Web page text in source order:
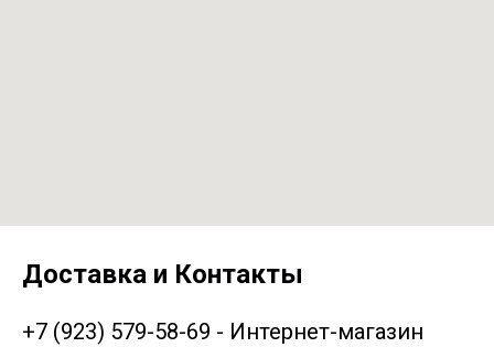
Доставка и Контакты
+7 (923) 579-58-69 - Интернет-магазин